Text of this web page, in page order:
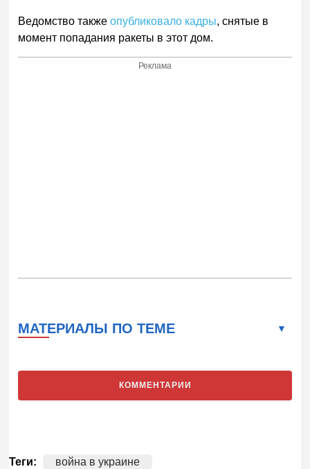
Ведомство такжеопубликовало кадры, снятые в
момент попадания ракеты в этот дом.
Реклама
МАТЕРИАЛЫ ПО ТЕМЕ
КОММЕНТАРИИ
Теги: война в украине